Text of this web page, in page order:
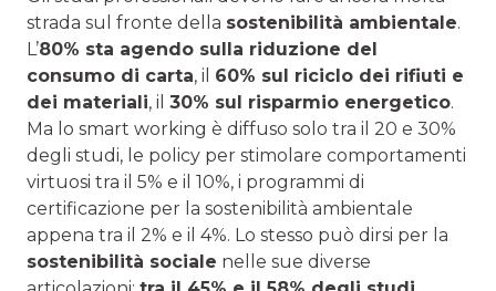
strada sul fronte della sostenibilità ambientale.
L’80% sta agendo sulla riduzione del
consumo di carta, il 60% sul riciclo dei rifiuti e
dei materiali, il 30% sul risparmio energetico.
Ma lo smart working è diffuso solo tra il 20 e 30%
degli studi, le policy per stimolare comportamenti
virtuosi tra il 5% e il 10%, i programmi di
certificazione per la sostenibilità ambientale
appena tra il 2% e il 4%. Lo stesso può dirsi per la
sostenibilità sociale nelle sue diverse